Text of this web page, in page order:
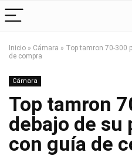
Inicio » Cámara » Top tamron 70-300
de compra
Cámara
Top tamron
debajo de su
con guía de